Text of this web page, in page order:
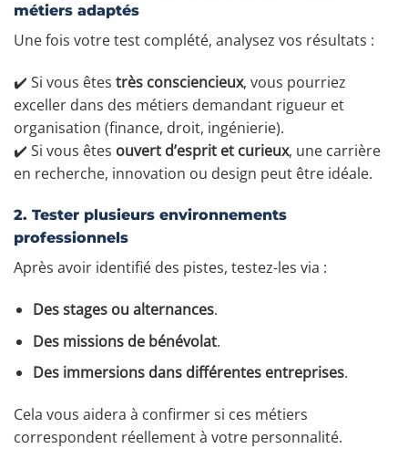
métiers adaptés
Une fois votre test complété, analysez vos résultats :
✔️ Si vous êtes très consciencieux, vous pourriez
exceller dans des métiers demandant rigueur et
organisation (finance, droit, ingénierie).
✔️ Si vous êtes ouvert d’esprit et curieux, une carrière
en recherche, innovation ou design peut être idéale.
2. Tester plusieurs environnements
professionnels
Après avoir identifié des pistes, testez-les via :
Des stages ou alternances.
Des missions de bénévolat.
Des immersions dans différentes entreprises.
Cela vous aidera à confirmer si ces métiers
correspondent réellement à votre personnalité.